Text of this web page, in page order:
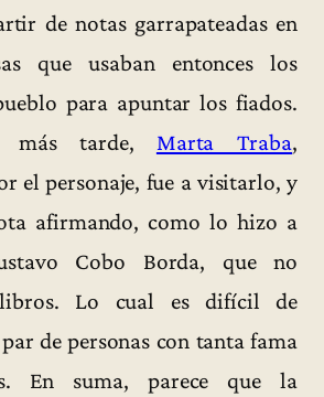
de notas garrapateadas en
que usaban entonces los
para apuntar los fiados.
más tarde, Marta Traba,
el personaje, fue a visitarlo, y
afirmando, como lo hizo a
Cobo Borda, que no
libros. Lo cual es difícil de
de personas con tanta fama
En suma, parece que la